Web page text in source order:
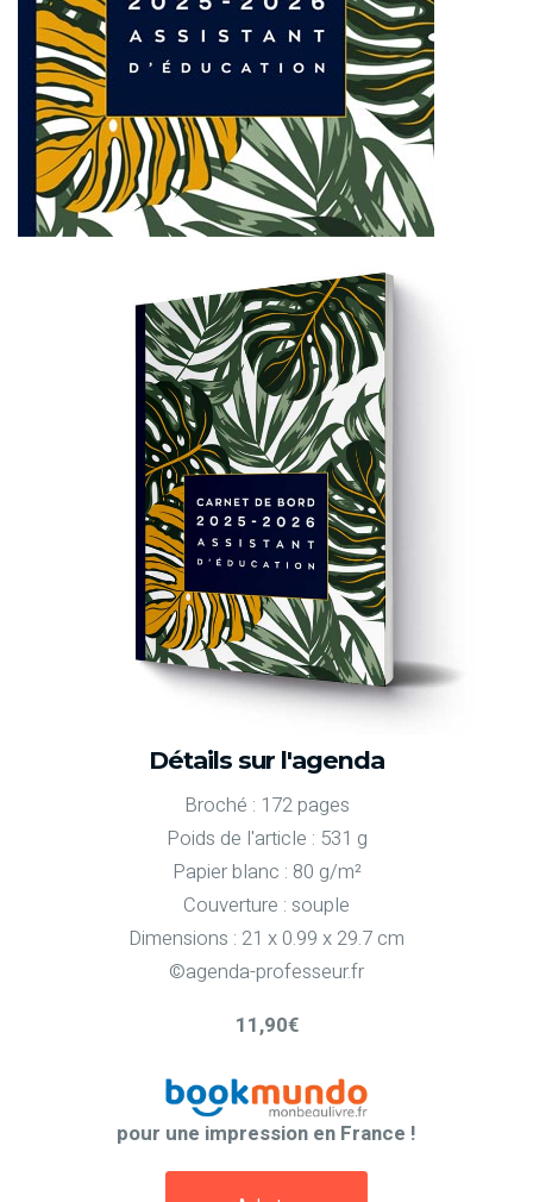
Détails sur l'agenda
Broché : 172 pages
Poids de l'article : 531 g
Papier blanc : 80 g/m²
Couverture : souple
Dimensions : 21 x 0.99 x 29.7 cm
©agenda-professeur.fr
11,90€
pour une impression en France !